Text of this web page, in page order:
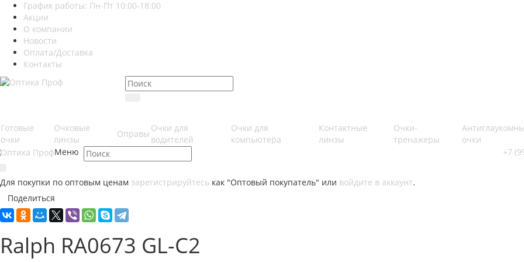
График работы: Пн-Пт 10:00-18:00
Акции
О компании
Новости
Оплата/Доставка
Контакты
Готовые
очки
Очковые
линзы
Оправы
Очки для
водителей
Очки для
компьютера
Контактные
линзы
Очки-
тренажеры
очки
Меню
+7
Для покупки по оптовым ценам зарегистрируйтесь как "Оптовый покупатель" или войдите в аккаунт.
Поделиться
Ralph RA0673 GL-C2